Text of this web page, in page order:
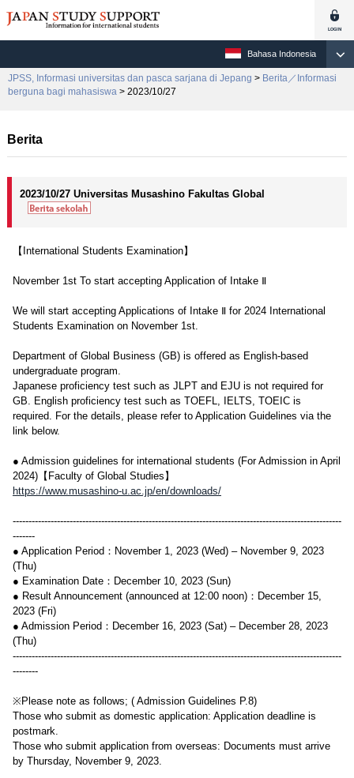
Bahasa Indonesia
JPSS, Informasi universitas dan pasca sarjana di Jepang > Berita／Informasi
berguna bagi mahasiswa > 2023/10/27
Berita
2023/10/27 Universitas Musashino Fakultas Global
【International Students Examination】
November 1st To start accepting Application of Intake Ⅱ
We will start accepting Applications of Intake Ⅱ for 2024 International
Students Examination on November 1st.
Department of Global Business (GB) is offered as English-based
undergraduate program.
Japanese proficiency test such as JLPT and EJU is not required for
GB. English proficiency test such as TOEFL, IELTS, TOEIC is
required. For the details, please refer to Application Guidelines via the
link below.
● Admission guidelines for international students (For Admission in April
2024)【Faculty of Global Studies】
https://www.musashino-u.ac.jp/en/downloads/
--------------------------------------------------------------------------------------------------------
-------
● Application Period：November 1, 2023 (Wed) – November 9, 2023
(Thu)
● Examination Date：December 10, 2023 (Sun)
● Result Announcement (announced at 12:00 noon)：December 15,
2023 (Fri)
● Admission Period：December 16, 2023 (Sat) – December 28, 2023
(Thu)
--------------------------------------------------------------------------------------------------------
--------
※Please note as follows; ( Admission Guidelines P.8)
Those who submit as domestic application: Application deadline is
postmark.
Those who submit application from overseas: Documents must arrive
by Thursday, November 9, 2023.